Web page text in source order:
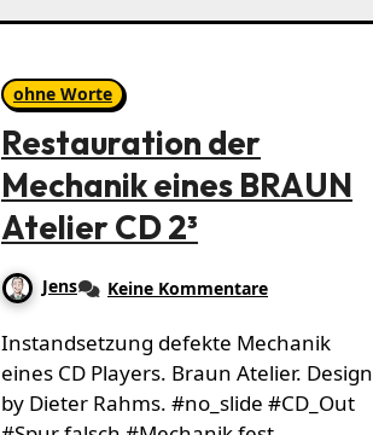
ohne Worte
Restauration der
Mechanik eines BRAUN
Atelier CD 2³
Jens Keine Kommentare
Instandsetzung defekte Mechanik
eines CD Players. Braun Atelier. Design
by Dieter Rahms. #no_slide #CD_Out